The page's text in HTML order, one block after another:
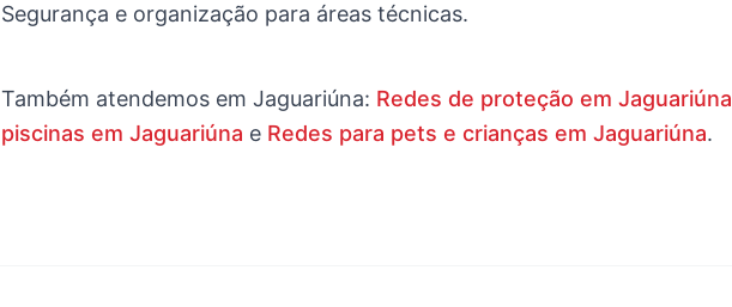
Segurança e organização para áreas técnicas.
Também atendemos em Jaguariúna: Redes de proteção em Jaguariúna
piscinas em Jaguariúna e Redes para pets e crianças em Jaguariúna.